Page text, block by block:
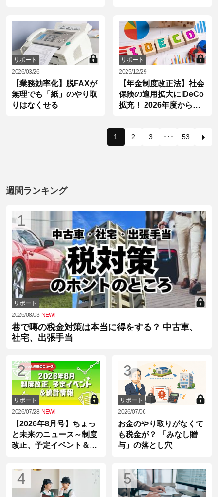
リポート
2026/03/26
【業務効率化】脱FAXが
無理でも「紙」のやり取
りはなくせる
リポート
2025/12/29
【年金制度改正法】社会
保険の適用拡大にiDeCo
拡充！ 2026年度から始
1 2 3 ･･･ 53
週間ランキング
1
リポート
2026/08/03 NEW!
巷で噂の税金対策は本当に得をする？ 中古車、
社宅、出張手当
2
リポート
2026/07/28 NEW!
【2026年8月号】ちょっ
と未来のニュース～制度
改正、予定イベント＆統
3
リポート
2026/07/06
お金のやり取りがなくて
も税金が？ 「みなし贈
与」の落とし穴
4 5